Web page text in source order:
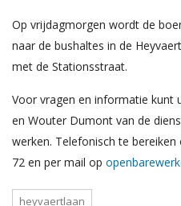
Op vrijdagmorgen wordt de
naar de bushaltes in de
met de Stationsstraat.
Voor vragen en informatie kunt
en Wouter Dumont van de
werken. Telefonisch te
72 en per mail op
heyvaertlaan